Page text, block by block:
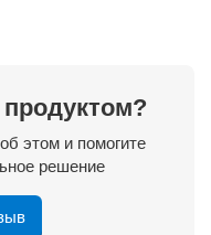
этом и помогите
решение